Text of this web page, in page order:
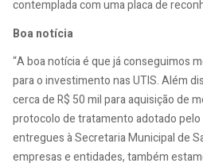
contemplada com uma placa de
Boa notícia
“A boa notícia é que já conseguimos
para o investimento nas UTIS. Além
cerca de R$ 50 mil para aquisição de
protocolo de tratamento adotado
entregues à Secretaria Municipal de
empresas e entidades, também